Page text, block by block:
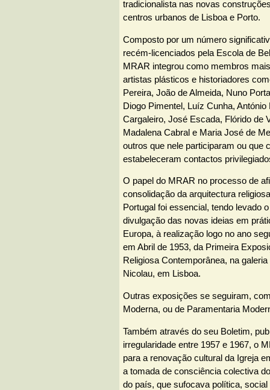
tradicionalista nas novas
centros urbanos de Lisboa e Porto.
Composto por um número
recém-licenciados pela Escola de
MRAR integrou como membros
artistas plásticos e historiadores
Pereira, João de Almeida, Nuno
Diogo Pimentel, Luíz Cunha,
Cargaleiro, José Escada, Flórido de
Madalena Cabral e Maria José de
outros que nele participaram ou que
estabeleceram contactos
O papel do MRAR no processo de
consolidação da arquitectura
Portugal foi essencial, tendo levado
divulgação das novas ideias em
Europa, à realização logo no ano
em Abril de 1953, da Primeira
Religiosa Contemporânea, na
Nicolau, em Lisboa.
Outras exposições se seguiram,
Moderna, ou de Paramentaria
Também através do seu Boletim,
irregularidade entre 1957 e 1967, o
para a renovação cultural da Igreja
a tomada de consciência colectiva
do país, que sufocava política,